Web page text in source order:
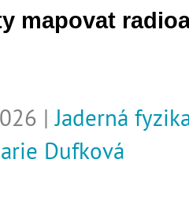
mapovat
|Jaderná
Dufková